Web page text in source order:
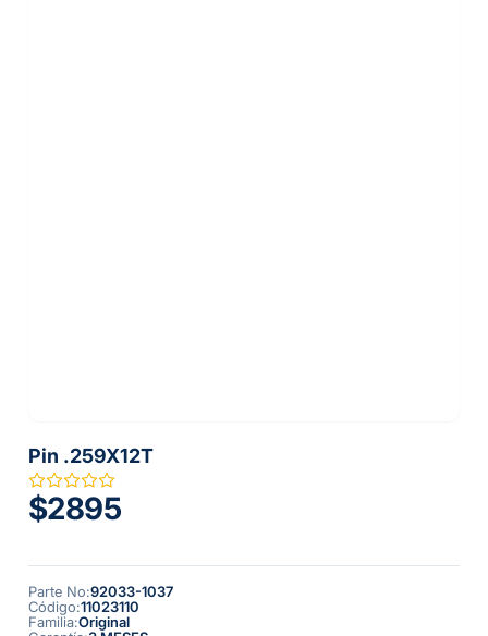
Pin .259X12T
$2895
Parte No:92033-1037
Código:11023110
Familia:Original